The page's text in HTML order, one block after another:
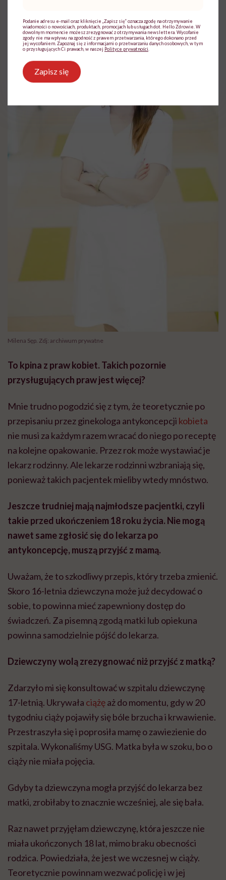
Milena Sęp. Zdj: archiwum prywatne
To kpina z praw kobiet. Takich pozornie
przysługujących praw jest więcej?
Mnie trudno pogodzić się z tym, że teoretycznie po
przepisaniu przez ginekologa antykoncepcji kobieta
nie musi za każdym razem wracać do niego po receptę
na kolejne opakowanie. Przez rok może wystawiać je
lekarz rodzinny. Ale lekarze rodzinni wzbraniają się,
ponieważ takich pacjentek mieliby wtedy mnóstwo.
Jeszcze trudniej mają najmłodsze pacjentki, czyli
takie przed ukończeniem 18 roku życia. Nie mogą
nawet same zgłosić się do lekarza po
antykoncepcję, muszą przyjść z mamą.
Uważam, że to szkodliwy przepis, który trzeba zmienić.
Skoro 16-letnia dziewczyna może już decydować o
sobie, to powinna mieć zapewniony dostęp do
świadczeń. Za pisemną zgodą matki lub opiekuna
powinna samodzielnie pójść do lekarza.
Dziewczyny wolą zrezygnować niż przyjść z matką?
Zdarzyło mi się konsultować w szpitalu dziewczynę
17-letnią. Ukrywała ciążęaż do momentu, gdy w 20
tygodniu ciąży pojawiły się bóle brzucha i krwawienie.
Przestraszyła się i poprosiła mamę o zawiezienie do
szpitala. Wykonaliśmy USG. Matka była w szoku, bo o
ciąży nie miała pojęcia.
Gdyby ta dziewczyna mogła przyjść do lekarza bez
matki, zrobiłaby to znacznie wcześniej, ale się bała.
Raz nawet przyjęłam dziewczynę, która jeszcze nie
miała ukończonych 18 lat, mimo braku obecności
rodzica. Powiedziała, że jest we wczesnej w ciąży.
Teoretycznie powinnam wezwać policję i w jej
Podanie adresu e-mail oraz kliknięcie „Zapisz się” oznacza zgodę na otrzymywanie
wiadomości o nowościach, produktach, promocjach lub usługach dot. Hello Zdrowie. W
dowolnym momencie możesz zrezygnować z otrzymywania newslettera. Wycofanie
zgody nie ma wpływu na zgodność z prawem przetwarzania, którego dokonano przed
jej wycofaniem. Zapoznaj się z informacjami o przetwarzaniu danych osobowych, w tym
o przysługujących Ci prawach, w naszej Polityce prywatności
Zapisz się